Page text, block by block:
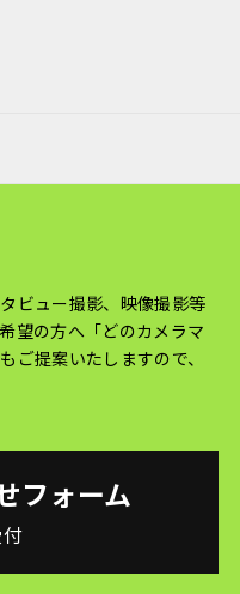
ビュー撮影、映像撮影等
望の方へ 「どのカメラマ
ご提案いたしますので、
フォーム